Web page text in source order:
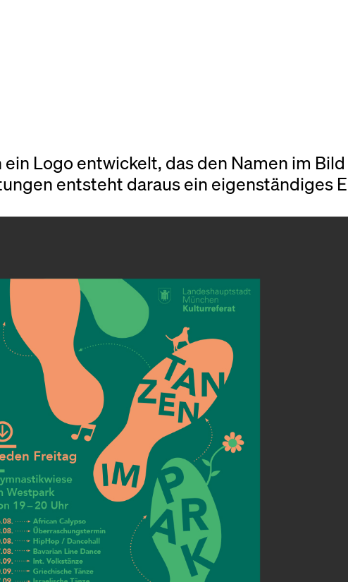
ein Logo entwickelt, das den Namen im
entsteht daraus ein eigenständiges